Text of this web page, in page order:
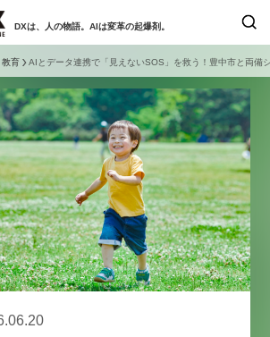
DXは、人の物語。AIは変革の起爆剤。
インタビュー
ニュース
日本オムニチャネル協会
トップページ
特集
動画
サイトマップ
お問い合わせ
個人情報保護法について
検索
在開催予定のセミナー
非公開: 【8/6開催】AIエージェン
ト時代、日本企業は何から始める
新潮流から学ぶ〜
教育 AIとデータ連携で「見えないSOS」を救う！豊中市と両備